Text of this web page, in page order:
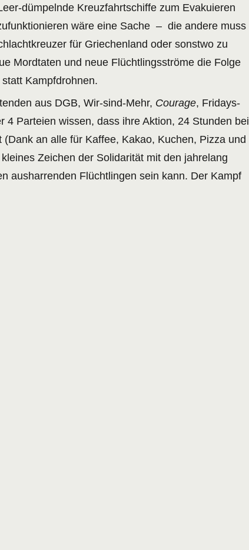
dümpelnde Kreuzfahrtschiffe zum Evakuieren
wäre eine Sache – die andere muss
für Griechenland oder sonstwo zu
Mordtaten und neue Flüchtlingsströme die Folge
Kampfdrohnen.
aus DGB, Wir-sind-Mehr, Courage, Fridays-
4 Parteien wissen, dass ihre Aktion, 24 Stunden bei
(Dank an alle für Kaffee, Kakao, Kuchen, Pizza und
Zeichen der Solidarität mit den jahrelang
ausharrenden Flüchtlingen sein kann. Der Kampf